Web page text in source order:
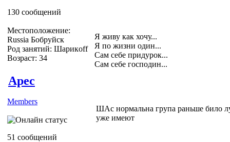
130 сообщений
Местоположение:
Russia Бобруйск
Род занятий: Шарикoff
Возраст: 34
Я живу как хочу...
Я по жизни один...
Сам себе придурок...
Сам себе господин...
Apec
Members
51 сообщений
ШАс нормальна група раньше било
уже имеют